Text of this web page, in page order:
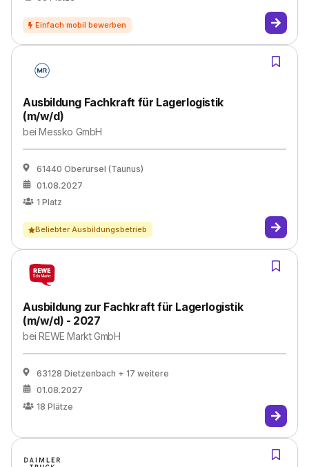
Ausbildung Fachkraft für Lagerlogistik
(m/w/d)
beiMessko GmbH
61440 Oberursel (Taunus)
01.08.2027
1 Platz
Beliebter Ausbildungsbetrieb
Ausbildung zur Fachkraft für Lagerlogistik
(m/w/d) - 2027
beiREWE Markt GmbH
63128 Dietzenbach + 17 weitere
01.08.2027
18 Plätze